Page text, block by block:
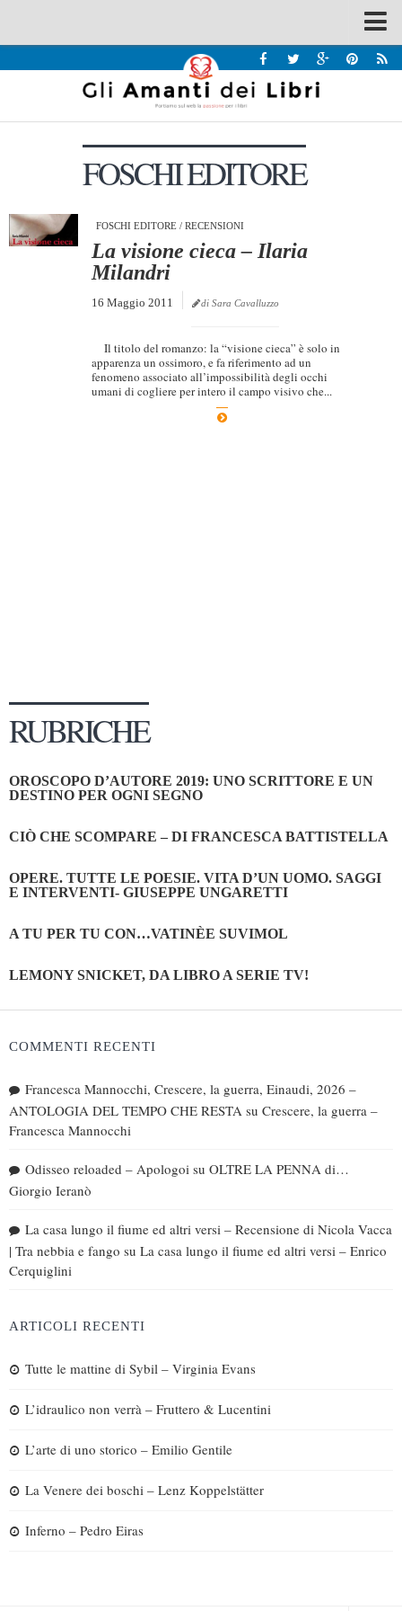
Recensioni
Interviste & Incontri
Chi siamo
Tabù Festival 2014
A Tutto Volume
Marketing
FOSCHI EDITORE
FOSCHI EDITORE/ RECENSIONI
La visione cieca – Ilaria
Milandri
16 Maggio 2011 di Sara Cavalluzzo
Il titolo del romanzo: la “visione cieca” è solo in
apparenza un ossimoro, e fa riferimento ad un
fenomeno associato all’impossibilità degli occhi
umani di cogliere per intero il campo visivo che...
RUBRICHE
OROSCOPO D’AUTORE 2019: UNO SCRITTORE E UN
DESTINO PER OGNI SEGNO
CIÒ CHE SCOMPARE – DI FRANCESCA BATTISTELLA
OPERE. TUTTE LE POESIE. VITA D’UN UOMO. SAGGI
E INTERVENTI- GIUSEPPE UNGARETTI
A TU PER TU CON…VATINÈE SUVIMOL
LEMONY SNICKET, DA LIBRO A SERIE TV!
COMMENTI RECENTI
Francesca Mannocchi, Crescere, la guerra, Einaudi, 2026 –
ANTOLOGIA DEL TEMPO CHE RESTA su Crescere, la guerra –
Francesca Mannocchi
Odisseo reloaded – Apologoi su OLTRE LA PENNA di…
Giorgio Ieranò
La casa lungo il fiume ed altri versi – Recensione di Nicola Vacca
| Tra nebbia e fango su La casa lungo il fiume ed altri versi – Enrico
Cerquiglini
ARTICOLI RECENTI
Tutte le mattine di Sybil – Virginia Evans
L’idraulico non verrà – Fruttero & Lucentini
L’arte di uno storico – Emilio Gentile
La Venere dei boschi – Lenz Koppelstätter
Inferno – Pedro Eiras